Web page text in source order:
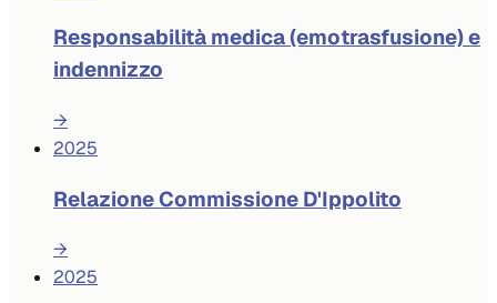
Responsabilità medica (emotrasfusione) e
indennizzo
→
2025
Relazione Commissione D'Ippolito
→
2025